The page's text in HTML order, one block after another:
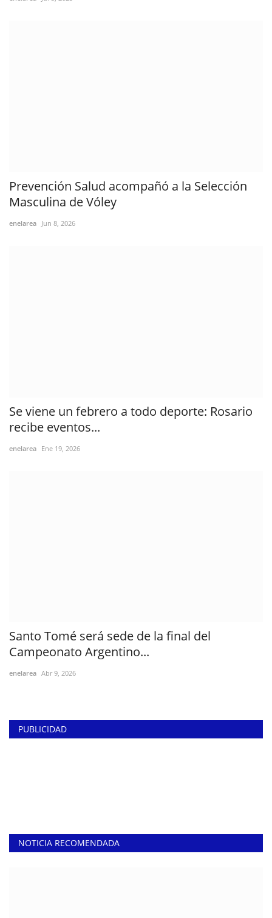
Prevención Salud acompañó a la Selección
Masculina de Vóley
enelarea Jun 8, 2026
Se viene un febrero a todo deporte: Rosario
recibe eventos...
enelarea Ene 19, 2026
Santo Tomé será sede de la final del
Campeonato Argentino...
enelarea Abr 9, 2026
PUBLICIDAD
NOTICIA RECOMENDADA